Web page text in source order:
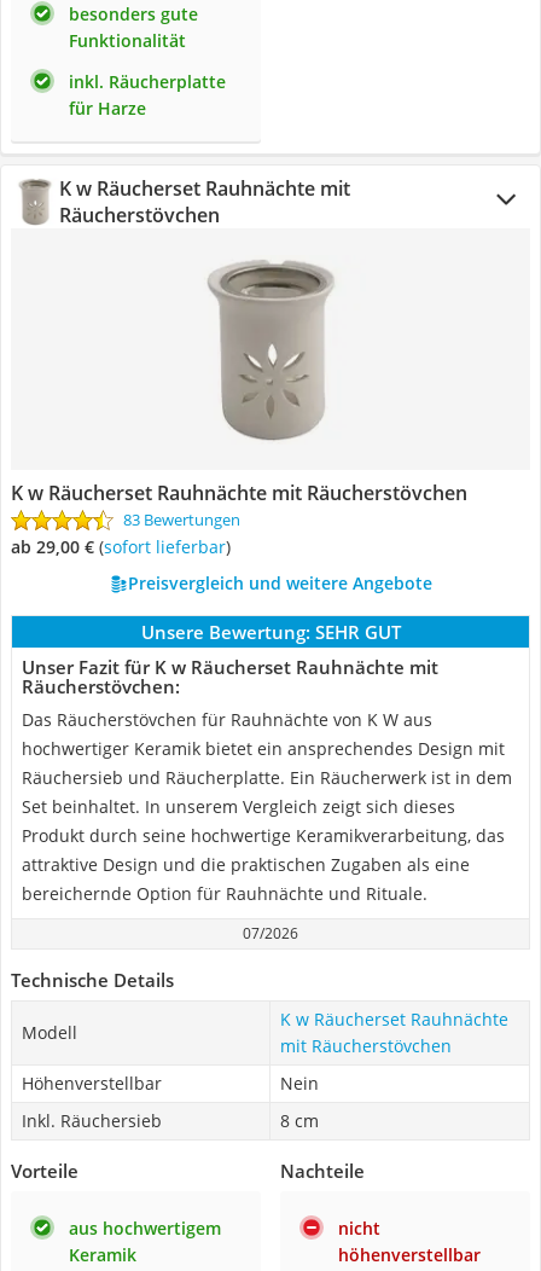
besonders gute
Funktionalität
inkl. Räucherplatte
für Harze
K w Räucherset Rauhnächte mit
Räucherstövchen
K w Räucherset Rauhnächte mit Räucherstövchen
83 Bewertungen
ab 29,00 € ( Sofort lieferbar)
Preisvergleich und weitere Angebote
Unsere Bewertung: SEHR GUT
Unser Fazit für K w Räucherset Rauhnächte mit
Räucherstövchen:
Das Räucherstövchen für Rauhnächte von K W aus
hochwertiger Keramik bietet ein ansprechendes Design mit
Räuchersieb und Räucherplatte. Ein Räucherwerk ist in dem
Set beinhaltet. In unserem Vergleich zeigt sich dieses
Produkt durch seine hochwertige Keramikverarbeitung, das
attraktive Design und die praktischen Zugaben als eine
bereichernde Option für Rauhnächte und Rituale.
07/2026
Technische Details
Modell
K w Räucherset Rauhnächte
mit Räucherstövchen
Höhenverstellbar
Nein
Inkl. Räuchersieb
8 cm
Vorteile
aus hochwertigem
Keramik
Nachteile
nicht
höhenverstellbar